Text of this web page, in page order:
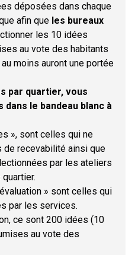
déposées dans chaque
afin que les bureaux
les 10 idées
au vote des habitants
moins auront une portée
par quartier, vous
le bandeau blanc à
», sont celles qui ne
de recevabilité ainsi que
par les ateliers
» sont celles qui
par les services.
ce sont 200 idées (10
au vote des